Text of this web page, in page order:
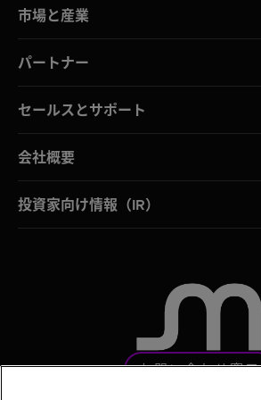
市場と産業
パートナー
セールスとサポート
会社概要
投資家向け情報（IR）
お問い合わせ窓口